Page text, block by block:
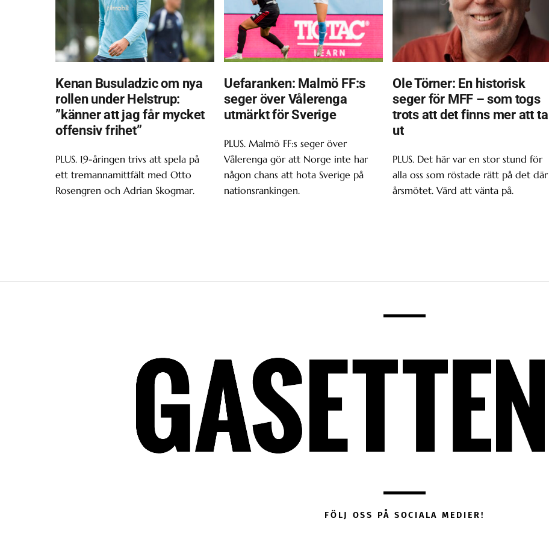
Kenan Busuladzic om nya
rollen under Helstrup:
”känner att jag får mycket
offensiv frihet”
PLUS. 19-åringen trivs att spela på
ett tremannamittfält med Otto
Rosengren och Adrian Skogmar.
Uefaranken: Malmö FF:s
seger över Vålerenga
utmärkt för Sverige
PLUS. Malmö FF:s seger över
Vålerenga gör att Norge inte har
någon chans att hota Sverige på
nationsrankingen.
Ole Törner: En historisk
seger för MFF – som togs
trots att det finns mer att ta
ut
PLUS. Det här var en stor stund för
alla oss som röstade rätt på det där
årsmötet. Värd att vänta på.
FÖLJ OSS PÅ SOCIALA MEDIER!